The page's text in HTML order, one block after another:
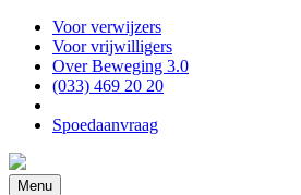
Voor verwijzers
Voor vrijwilligers
Over Beweging 3.0
(033) 469 20 20
Spoedaanvraag
Menu